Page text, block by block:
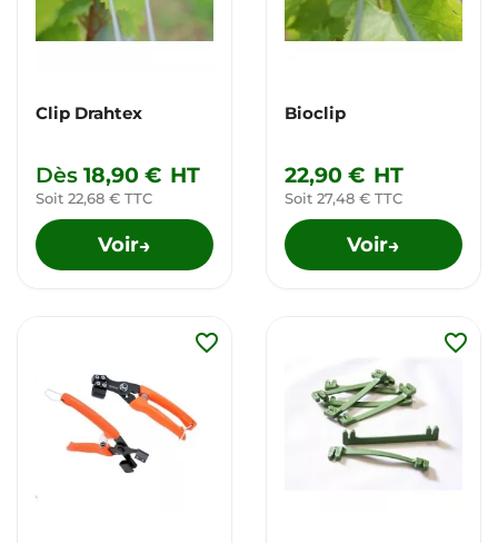
Clip Drahtex
Dès 18,90 € HT
Soit 22,68 € TTC
Voir→
Bioclip
22,90 € HT
Soit 27,48 € TTC
Voir→
favorite_border favorite_border